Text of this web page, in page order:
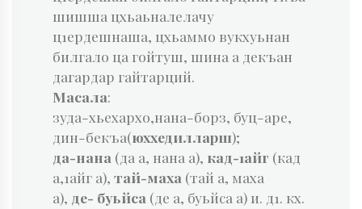
шишша цхьаьналелачу
ц1ердешнаша, цхьаммо вукхуьнан
билгало ца гойтуш, шина а декъан
дагардар гайтарций.
Масала:
зуда-хьехархо,нана-борз, буц-аре,
дин-бекъа(юххедилларш);
да-нана (да а, нана а), кад-1айг (кад
а,1айг а), тай-маха (тай а, маха
а), де- буьйса (де а, буьйса а) и. д1. кх.